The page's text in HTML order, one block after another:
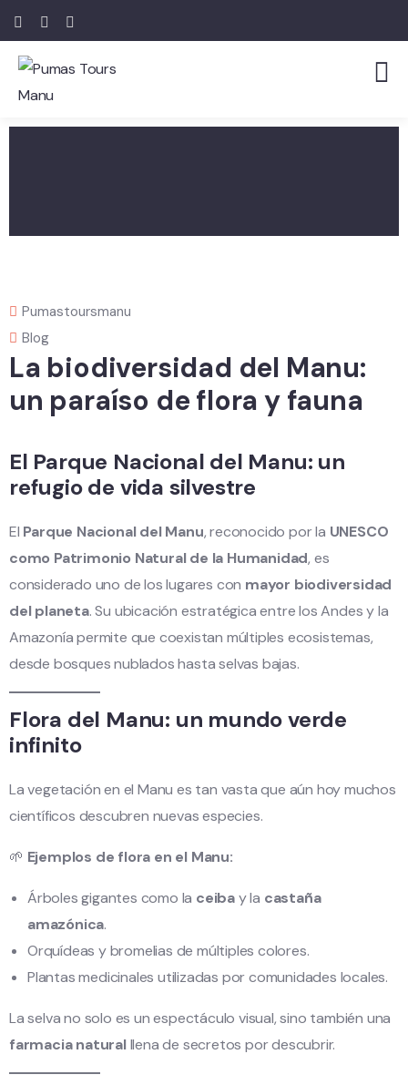
Pumastoursmanu
Blog
La biodiversidad del Manu:
un paraíso de flora y fauna
El Parque Nacional del Manu: un
refugio de vida silvestre
El Parque Nacional del Manu, reconocido por la UNESCO
como Patrimonio Natural de la Humanidad, es
considerado uno de los lugares con mayor biodiversidad
del planeta. Su ubicación estratégica entre los Andes y la
Amazonía permite que coexistan múltiples ecosistemas,
desde bosques nublados hasta selvas bajas.
Flora del Manu: un mundo verde
infinito
La vegetación en el Manu es tan vasta que aún hoy muchos
científicos descubren nuevas especies.
🌱 Ejemplos de flora en el Manu:
Árboles gigantes como la ceibay la castaña
amazónica.
Orquídeas y bromelias de múltiples colores.
Plantas medicinales utilizadas por comunidades locales.
La selva no solo es un espectáculo visual, sino también una
farmacia naturalllena de secretos por descubrir.